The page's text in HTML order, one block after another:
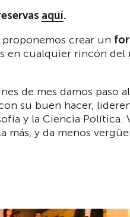
aquí.
proponemos crear un
en cualquier rincón
de mes damos paso
su buen hacer,
y la Ciencia
más, y da menos